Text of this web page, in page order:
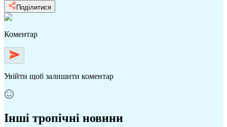
Поділитися
Коментар
Увійти щоб залишити коментар
Інші тропічні новини